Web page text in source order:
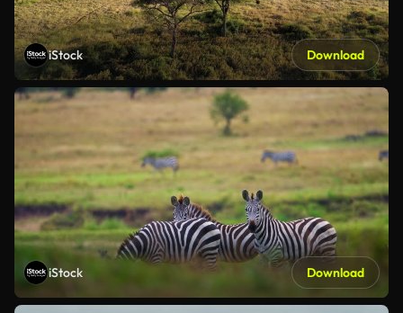
iStock Download
iStock Download